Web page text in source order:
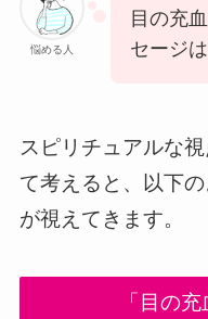
悩める人
目の充
セージ
スピリチュアルな
て考えると、以下
が視えてきます。
「目の